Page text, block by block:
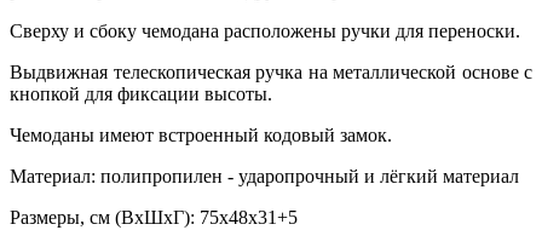
Сверху и сбоку чемодана расположены ручки для переноски.
Выдвижная телескопическая ручка на металлической основе с
кнопкой для фиксации высоты.
Чемоданы имеют встроенный кодовый замок.
Материал: полипропилен - ударопрочный и лёгкий материал
Размеры, см (ВхШхГ): 75x48x31+5